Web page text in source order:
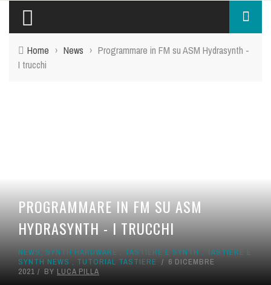
Home › News › Programmare in FM su ASM Hydrasynth -
I trucchi
PROGRAMMARE IN FM SU ASM
HYDRASYNTH - I TRUCCHI
NEWS, SYNTH HARDWARE , TASTIERE E SYNTH , TASTIERE E
SYNTH NEWS , TUTORIAL TASTIERE
6 DICEMBRE
2021
BY LUCA PILLA